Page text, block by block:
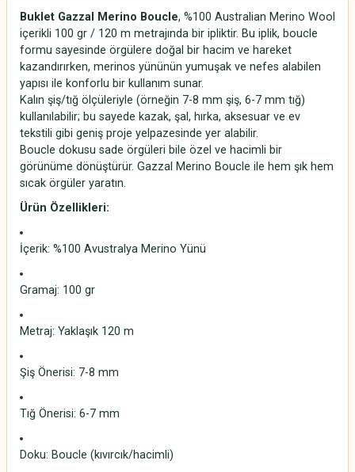
Buklet Gazzal Merino Boucle, %100 Australian Merino Wool
içerikli 100 gr / 120 m metrajında bir ipliktir. Bu iplik, boucle
formu sayesinde örgülere doğal bir hacim ve hareket
kazandırırken, merinos yününün yumuşak ve nefes alabilen
yapısı ile konforlu bir kullanım sunar.
Kalın şiş/tığ ölçüleriyle (örneğin 7-8 mm şiş, 6-7 mm tığ)
kullanılabilir; bu sayede kazak, şal, hırka, aksesuar ve ev
tekstili gibi geniş proje yelpazesinde yer alabilir.
Boucle dokusu sade örgüleri bile özel ve hacimli bir
görünüme dönüştürür. Gazzal Merino Boucle ile hem şık hem
sıcak örgüler yaratın.
Ürün Özellikleri:
İçerik: %100 Avustralya Merino Yünü
Gramaj: 100 gr
Metraj: Yaklaşık 120 m
Şiş Önerisi: 7-8 mm
Tığ Önerisi: 6-7 mm
Doku: Boucle (kıvırcık/hacimli)